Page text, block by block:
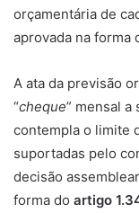
orçamentária de
aprovada na forma
A ata da previsão
“cheque” mensal
contempla o limite
suportadas pelo
decisão
forma do artigo